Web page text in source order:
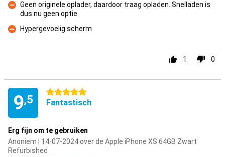
Minpunt
Geen originele oplader, daardoor traag opladen. Snelladen is
dus nu geen optie
Minpunt
Hypergevoelig scherm
1 0
9,5
5 sterren
Fantastisch
Erg fijn om te gebruiken
Anoniem | 14-07-2024 over de Apple iPhone XS 64GB Zwart
Refurbished